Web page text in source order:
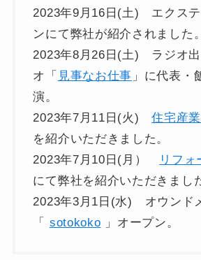
2023年9月16日(土) エクス
ンにて弊社が紹介されました。
2023年8月26日(土) ラジオ出
オ「 見事なお仕事 」に代表・
演。
2023年7月11日(火)住宅産
を紹介いただきました。
2023年7月10日(月）
リフォ
にて弊社を紹介いただきまし
2023年3月1日(水) オウンド
「 sotokoko 」オープン。